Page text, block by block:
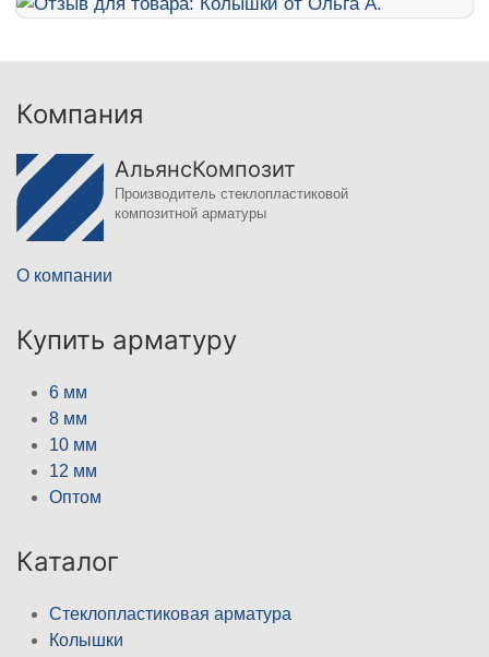
Компания
АльянсКомпозит
Производитель стеклопластиковой
композитной арматуры
О компании
Купить арматуру
6 мм
8 мм
10 мм
12 мм
Оптом
Каталог
Стеклопластиковая арматура
Колышки